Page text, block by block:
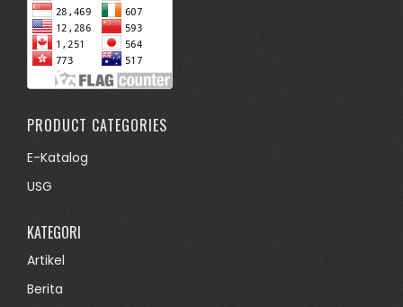
PRODUCT CATEGORIES
E-Katalog
USG
KATEGORI
Artikel
Berita